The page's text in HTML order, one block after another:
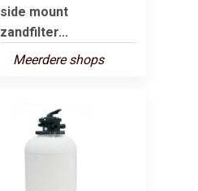
side mount
zandfilter...
Meerdere shops